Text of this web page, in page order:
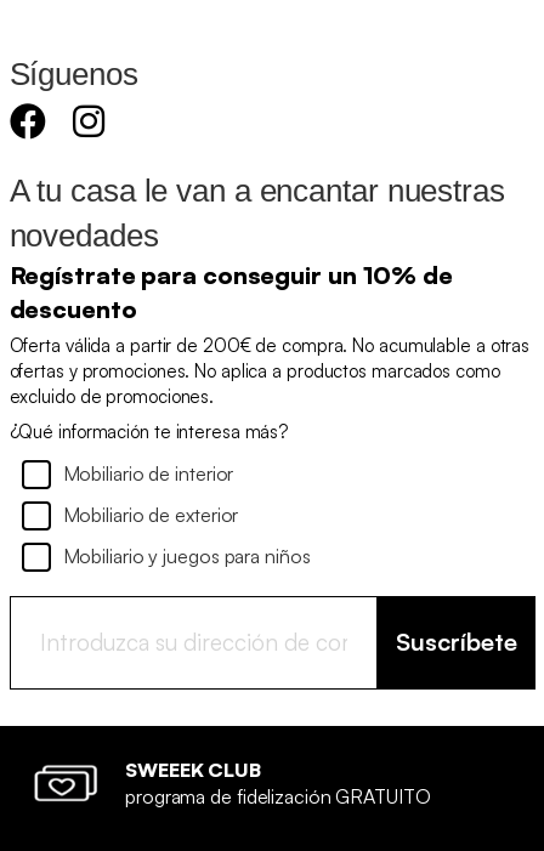
Síguenos
A tu casa le van a encantar nuestras
novedades
Regístrate para conseguir un 10% de
descuento
Oferta válida a partir de 200€ de compra. No acumulable a otras
ofertas y promociones. No aplica a productos marcados como
excluido de promociones.
¿Qué información te interesa más?
Mobiliario de interior
Mobiliario de exterior
Mobiliario y juegos para niños
Suscríbete
SWEEEK CLUB
programa de fidelización GRATUITO